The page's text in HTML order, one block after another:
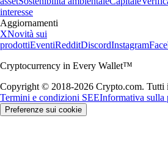
interesse
Aggiornamenti
XNovità sui
prodottiEventiRedditDiscordInstagram
Cryptocurrency in Every Wallet™
Copyright © 2018-2026 Crypto.com. Tutti
Termini e condizioni SEEInformativa sulla
Preferenze sui cookie